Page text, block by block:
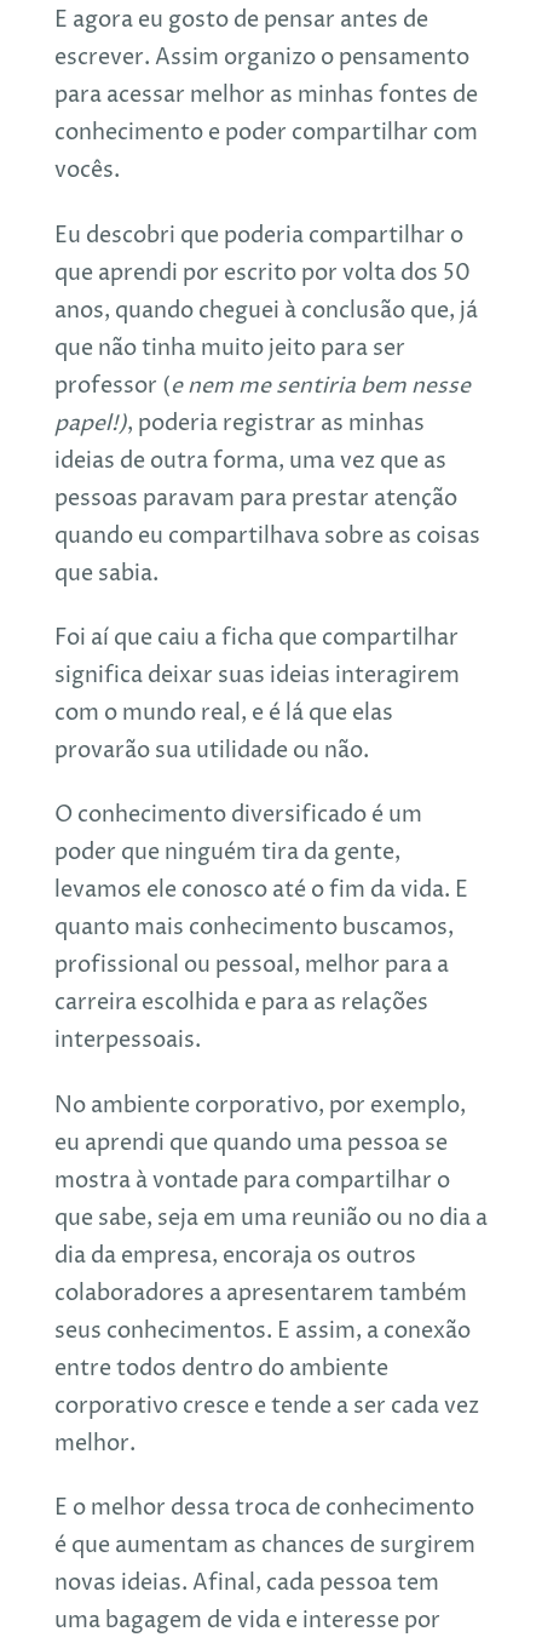
E agora eu gosto de pensar antes de
escrever. Assim organizo o pensamento
para acessar melhor as minhas fontes de
conhecimento e poder compartilhar com
vocês.
Eu descobri que poderia compartilhar o
que aprendi por escrito por volta dos 50
anos, quando cheguei à conclusão que, já
que não tinha muito jeito para ser
professor (e nem me sentiria bem nesse
papel!), poderia registrar as minhas
ideias de outra forma, uma vez que as
pessoas paravam para prestar atenção
quando eu compartilhava sobre as coisas
que sabia.
Foi aí que caiu a ficha que compartilhar
significa deixar suas ideias interagirem
com o mundo real, e é lá que elas
provarão sua utilidade ou não.
O conhecimento diversificado é um
poder que ninguém tira da gente,
levamos ele conosco até o fim da vida. E
quanto mais conhecimento buscamos,
profissional ou pessoal, melhor para a
carreira escolhida e para as relações
interpessoais.
No ambiente corporativo, por exemplo,
eu aprendi que quando uma pessoa se
mostra à vontade para compartilhar o
que sabe, seja em uma reunião ou no dia a
dia da empresa, encoraja os outros
colaboradores a apresentarem também
seus conhecimentos. E assim, a conexão
entre todos dentro do ambiente
corporativo cresce e tende a ser cada vez
melhor.
E o melhor dessa troca de conhecimento
é que aumentam as chances de surgirem
novas ideias. Afinal, cada pessoa tem
uma bagagem de vida e interesse por